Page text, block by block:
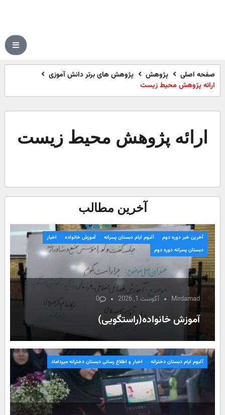
صفحه اصلی پژوهش
پژوهش های برتر دانش آموزی
ارائه پژوهش محیط زیست
ارائه پژوهش محیط زیست
آخرین مطالب
Mirdamad آگوست 1, 2026 0
آموزش خانواده(راستگویی)
آخرین خبر دوره دوم آلبوم ایام دبستان پسرانه آموزش خانواده
اخبار
دبستان پسرانه دوره دوم
آلبوم ایام دبستان دخترانه اخبار و اطلاع رسانی دبستان دخترانه میرداماد